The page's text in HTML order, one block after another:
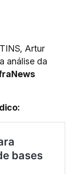
Artur
análise da